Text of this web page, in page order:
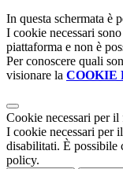
In questa schermata è
I cookie necessari
piattaforma e non è
Per conoscere quali
visionare la COOKIE
Cookie necessari per
I cookie necessari per
disabilitati. È possibile
policy.